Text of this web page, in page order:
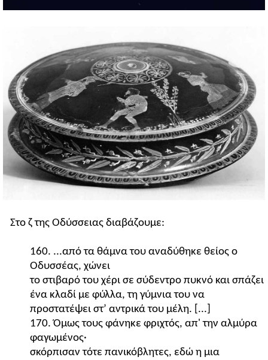
Στο ζ της Οδύσσειας διαβάζουμε:
160. ...από τα θάμνα του αναδύθηκε θείος ο
Οδυσσέας, χώνει
το στιβαρό του χέρι σε σύδεντρο πυκνό και σπάζει
ένα κλαδί με φύλλα, τη γύμνια του να
προστατέψει στ’ αντρικά του μέλη. [...]
170. Όμως τους φάνηκε φριχτός, απ' την αλμύρα
φαγωμένος·
σκόρπισαν τότε πανικόβλητες, εδώ η μια